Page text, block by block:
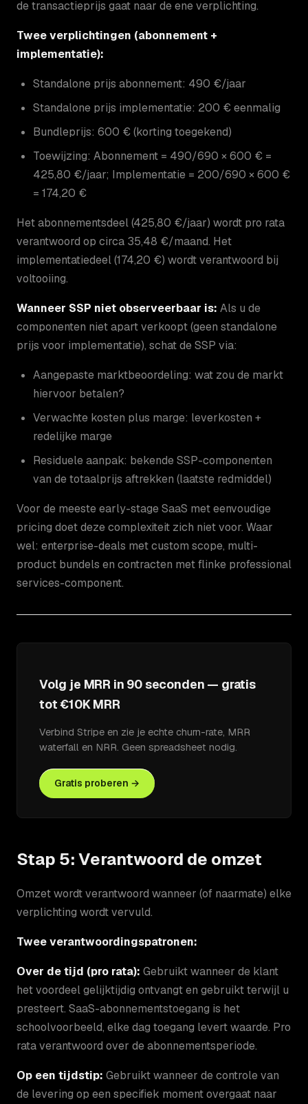
de transactieprijs gaat naar de ene verplichting.
Twee verplichtingen (abonnement +
implementatie):
Standalone prijs abonnement: 490 €/jaar
Standalone prijs implementatie: 200 € eenmalig
Bundleprijs: 600 € (korting toegekend)
Toewijzing: Abonnement = 490/690 × 600 € =
425,80 €/jaar; Implementatie = 200/690 × 600 €
= 174,20 €
Het abonnementsdeel (425,80 €/jaar) wordt pro rata
verantwoord op circa 35,48 €/maand. Het
implementatiedeel (174,20 €) wordt verantwoord bij
voltooiing.
Wanneer SSP niet observeerbaar is: Als u de
componenten niet apart verkoopt (geen standalone
prijs voor implementatie), schat de SSP via:
Aangepaste marktbeoordeling: wat zou de markt
hiervoor betalen?
Verwachte kosten plus marge: leverkosten +
redelijke marge
Residuele aanpak: bekende SSP-componenten
van de totaalprijs aftrekken (laatste redmiddel)
Voor de meeste early-stage SaaS met eenvoudige
pricing doet deze complexiteit zich niet voor. Waar
wel: enterprise-deals met custom scope, multi-
product bundels en contracten met flinke professional
services-component.
Volg je MRR in 90 seconden — gratis
tot €10K MRR
Verbind Stripe en zie je echte churn-rate, MRR
waterfall en NRR. Geen spreadsheet nodig.
Gratis proberen →
Stap 5: Verantwoord de omzet
Omzet wordt verantwoord wanneer (of naarmate) elke
verplichting wordt vervuld.
Twee verantwoordingspatronen:
Over de tijd (pro rata): Gebruikt wanneer de klant
het voordeel gelijktijdig ontvangt en gebruikt terwijl u
presteert. SaaS-abonnementstoegang is het
schoolvoorbeeld, elke dag toegang levert waarde. Pro
rata verantwoord over de abonnementsperiode.
Op een tijdstip: Gebruikt wanneer de controle van
de levering op een specifiek moment overgaat naar